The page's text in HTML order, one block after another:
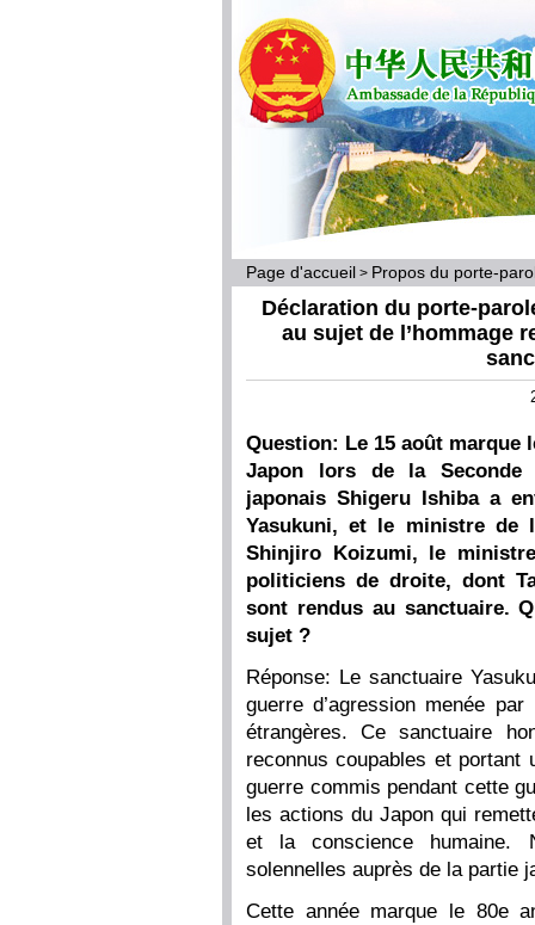
Page d'accueil > Propos du porte-
Déclaration du porte-
au sujet de l’hommage
Question: Le 15 août
Japon lors de la Seconde
japonais Shigeru Ishiba a
Yasukuni, et le ministre de
Shinjiro Koizumi, le
politiciens de droite, dont
sont rendus au sanctuaire.
sujet ?
Réponse: Le sanctuaire
guerre d’agression menée
étrangères. Ce sanctuaire
reconnus coupables et portant
guerre commis pendant cette
les actions du Japon qui
et la conscience humaine.
solennelles auprès de la partie
Cette année marque le 80e